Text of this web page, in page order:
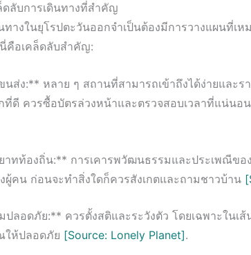
ดลับการเดินทางที่สำคัญ
ทางในยุโรปตะวันออกจำเป็นต้องมีการวางแผนที่เ
คือเคล็ดลับสำคัญ:
นส่ง:** หลาย ๆ สถานที่สามารถเข้าถึงได้ง่ายและร
ที่ดี ควรซื้อบัตรล่วงหน้าและตรวจสอบเวลาที่แน่นอน
าทท้องถิ่น:** การเคารพวัฒนธรรมและประเพณีขอ
ผู้คน ก่อนจะทำสิ่งใดก็ควรสังเกตและถามชาวบ้าน
ปลอดภัย:** ควรตั้งสติและระวังตัว โดยเฉพาะในเ
ให้ปลอดภัย [Source: Lonely Planet].